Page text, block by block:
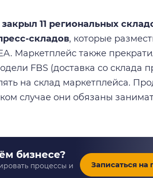
11 региональных
складов, которые
Маркетплейс также
FBS (доставка со склада
на склад маркетплейса.
случае они обязаны
бизнесе?
процессы и
Записаться на